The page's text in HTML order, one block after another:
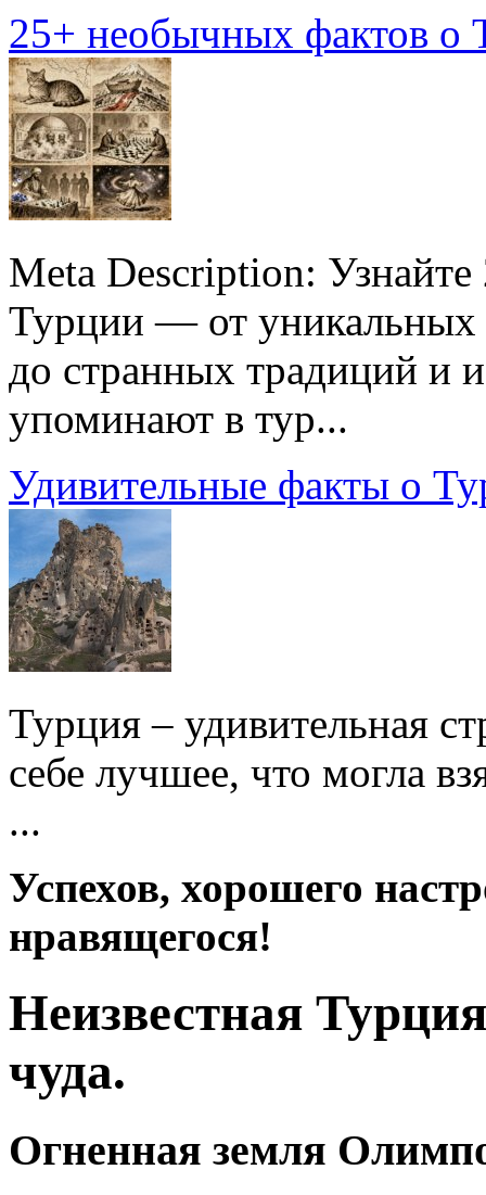
25+ необычных фактов о
Meta Description:
Турции — от уникальных
до странных традиций и
упоминают в тур...
Удивительные факты о
Турция – удивительная
себе лучшее, что могла
...
Успехов, хорошего
нравящегося!
Неизвестная
чуда.
Огненная земля